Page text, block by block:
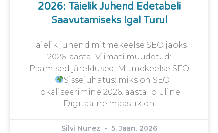
2026: Täielik Juhend Edetabeli
Saavutamiseks Igal Turul
Täielik juhend mitmekeelse SEO jaoks
2026. aastal Viimati muudetud:
Peamised järeldused: Mitmekeelse SEO
1.
Sissejuhatus: miks on SEO
lokaliseerimine 2026. aastal oluline
Digitaalne maastik on
Silvi Nunez 5. Jaan. 2026